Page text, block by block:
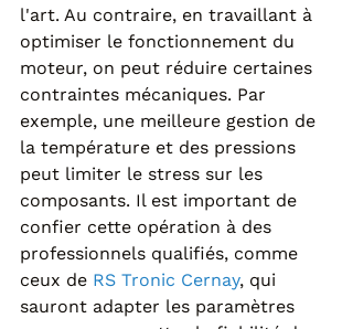
l'art. Au contraire, en travaillant à
optimiser le fonctionnement du
moteur, on peut réduire certaines
contraintes mécaniques. Par
exemple, une meilleure gestion de
la température et des pressions
peut limiter le stress sur les
composants. Il est important de
confier cette opération à des
professionnels qualifiés, comme
ceux de RS Tronic Cernay, qui
sauront adapter les paramètres